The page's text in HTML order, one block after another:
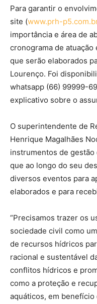
Para garantir o
site (www.prh-
importância e área de
cronograma de
que serão elaborados
Lourenço. Foi
whatsapp (66) 99999-
explicativo sobre o
O superintendente de
Henrique Magalhães
instrumentos de
que ao longo do seu
diversos eventos para
elaborados e para
“Precisamos trazer os
sociedade civil como
de recursos hídricos
racional e sustentável
conflitos hídricos e
como a proteção e
aquáticos, em